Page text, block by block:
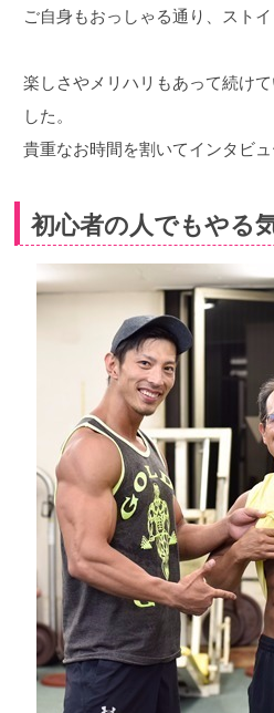
ご自身もおっしゃる通り、スト
楽しさやメリハリもあって続け
した。
貴重なお時間を割いてインタビ
初心者の人でもやる